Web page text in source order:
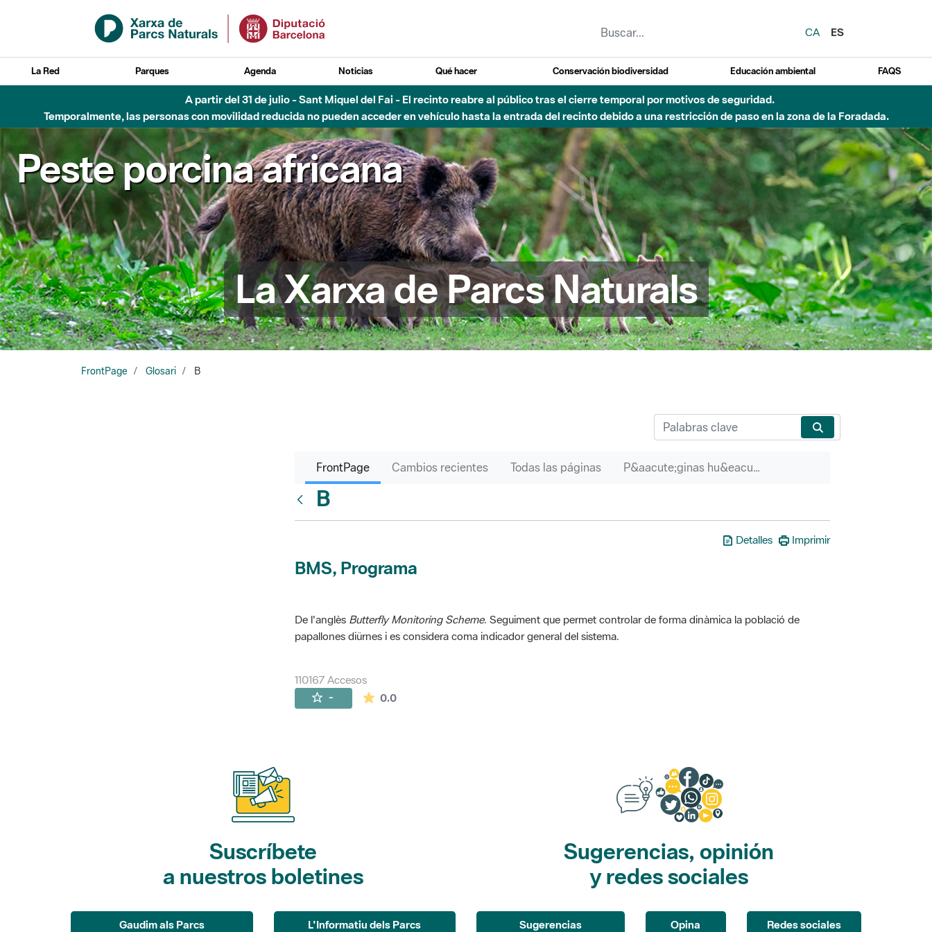
Saltar al contenido principal
CA
ES
La Red Parques Agenda Noticias Qué hacer Conservación biodiversidad Educación ambiental FAQS
A partir del 31 de julio - Sant Miquel del Fai - El recinto reabre al público tras el cierre temporal por motivos de seguridad.
Temporalmente, las personas con movilidad reducida no pueden acceder en vehículo hasta la entrada del recinto debido a una restricción de paso en la zona de la Foradada.
Peste porcina africana
La Xarxa de Parcs Naturals
FrontPage Glosari B
FrontPage Cambios recientes Todas las páginas P&aacute;ginas hu&eacute;rfanas
B
Detalles Imprimir
BMS, Programa
De l'anglès Butterfly Monitoring Scheme. Seguiment que permet controlar de forma dinàmica la població de
papallones diürnes i es considera coma indicador general del sistema.
110167 Accesos
- 0.0La valoración media es de 0 estrellas de 5.
Suscríbete
a nuestros boletines
Gaudim als Parcs L'Informatiu dels Parcs
Sugerencias, opinión
y redes sociales
Sugerencias Opina Redes sociales